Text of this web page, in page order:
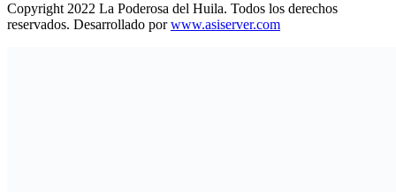
Copyright 2022 La Poderosa del Huila. Todos los derechos
reservados. Desarrollado porwww.asiserver.com